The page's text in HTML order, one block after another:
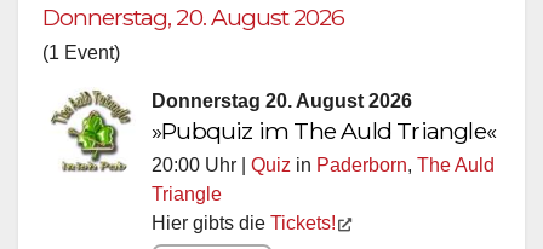
Donnerstag, 20. August 2026
(1 Event)
Donnerstag 20. August 2026
»Pubquiz im The Auld Triangle«
20:00 Uhr | Quiz in Paderborn, The Auld
Triangle
Hier gibts die Tickets!